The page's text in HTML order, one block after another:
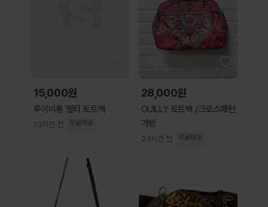
15,000원
루이비통 멀티 토트백
13시간 전 무료배송
28,000원
OUILLY 토트백 /크로스패턴
가방
23시간 전 무료배송